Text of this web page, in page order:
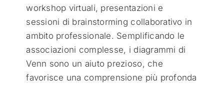
workshop virtuali, presentazioni e
sessioni di brainstorming collaborativo in
ambito professionale. Semplificando le
associazioni complesse, i diagrammi di
Venn sono un aiuto prezioso, che
favorisce una comprensione più profonda